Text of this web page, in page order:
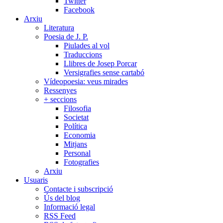
Facebook
Arxiu
Literatura
Poesia de J. P.
Piulades al vol
Traduccions
Llibres de Josep Porcar
Versigrafies sense cartabó
Vídeopoesia: veus mirades
Ressenyes
+ seccions
Filosofia
Societat
Política
Economia
Mitjans
Personal
Fotografies
Arxiu
Usuaris
Contacte i subscripció
Ús del blog
Informació legal
RSS Feed